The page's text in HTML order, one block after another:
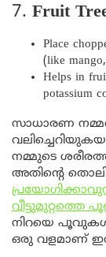
7. Fruit
Place
(like
Helps in
potassium
സാധാരണ
നമ്മുടെ
അതിന്റെ തൊലി
വീട്ടുമുറ്റത്തെ
നിറയെ പൂവുകൾ
ഒരു വളമാണ്